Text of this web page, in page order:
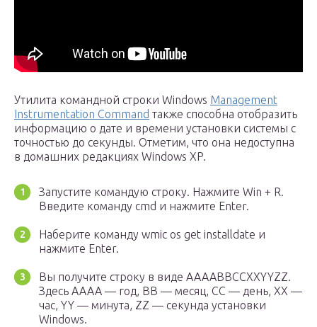
Утилита командной строки Windows Management
Instrumentation Command также способна отобразить
информацию о дате и времени установки системы с
точностью до секунды. Отметим, что она недоступна
в домашних редакциях Windows XP.
Запустите командую строку. Нажмите Win + R.
Введите команду cmd и нажмите Enter.
Наберите команду wmic os get installdate и
нажмите Enter.
Вы получите строку в виде AAAABBCCXXYYZZ.
Здесь AAAA — год, BB — месяц, CC — день, XX —
час, YY — минута, ZZ — секунда установки
Windows.